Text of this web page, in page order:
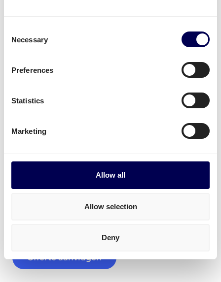
Selection
Necessary
Preferences
Statistics
Marketing
Allow all
Allow selection
Deny
minuut.
Prijs Berekenen
Meer dan 10 pallets per
Wil je regelmatig of dagelijks versturen in
Nederland en/of Europa? Vanaf 10 pallets per
maat voor je op. Vaak tot wel20% goedkoper
Offerte aanvragen